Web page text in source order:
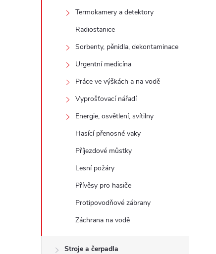
Termokamery a detektory
Radiostanice
Sorbenty, pěnidla, dekontaminace
Urgentní medicína
Práce ve výškách a na vodě
Vyprošťovací nářadí
Energie, osvětlení, svítilny
Hasící přenosné vaky
Příjezdové můstky
Lesní požáry
Přívěsy pro hasiče
Protipovodňové zábrany
Záchrana na vodě
Stroje a čerpadla